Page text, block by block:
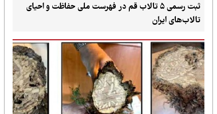
ثبت رسمی ۵ تالاب قم در فهرست ملی حفاظت و احیای
تالاب‌های ایران